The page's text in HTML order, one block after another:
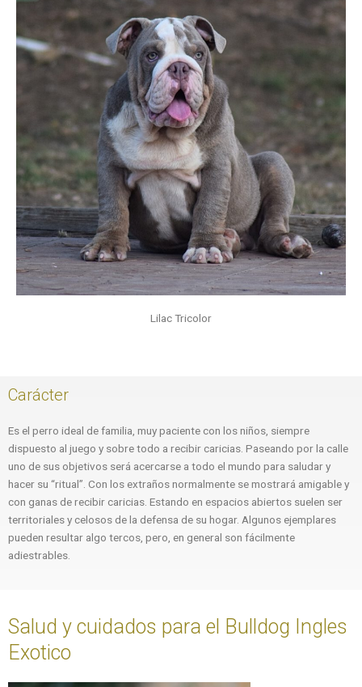
Lilac Tricolor
Carácter
Es el perro ideal de familia, muy paciente con los niños, siempre
dispuesto al juego y sobre todo a recibir caricias. Paseando por la calle
uno de sus objetivos será acercarse a todo el mundo para saludar y
hacer su “ritual”. Con los extraños normalmente se mostrará amigable y
con ganas de recibir caricias. Estando en espacios abiertos suelen ser
territoriales y celosos de la defensa de su hogar. Algunos ejemplares
pueden resultar algo tercos, pero, en general son fácilmente
adiestrables.
Salud y cuidados para el Bulldog Ingles
Exotico